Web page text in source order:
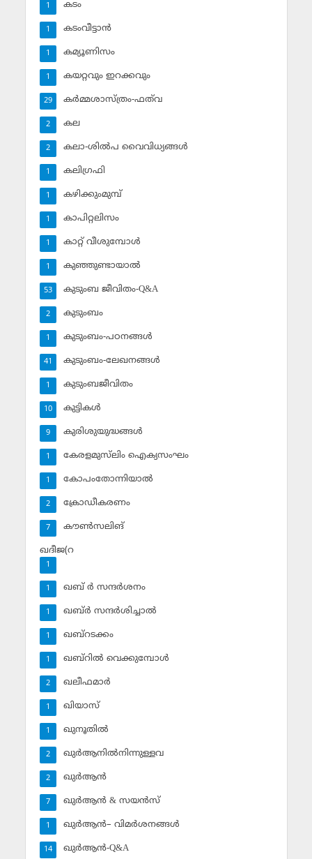
കടം
1
കടംവീട്ടാന്‍
1
കമ്യൂണിസം
1
കയറ്റവും ഇറക്കവും
1
കര്‍മ്മശാസ്ത്രം-ഫത്‌വ
29
കല
2
കലാ-ശില്‍പ വൈവിധ്യങ്ങള്‍
2
കലിഗ്രഫി
1
കഴിക്കുംമുമ്പ്
1
കാപിറ്റലിസം
1
കാറ്റ് വീശുമ്പോള്‍
1
കുഞ്ഞുണ്ടായാല്‍
1
കുടുംബ ജീവിതം-Q&A
53
കുടുംബം
2
കുടുംബം-പഠനങ്ങള്‍
1
കുടുംബം-ലേഖനങ്ങള്‍
41
കുടുംബജീവിതം
1
കുട്ടികള്‍
10
കുരിശുയുദ്ധങ്ങള്‍
9
കേരളമുസ്‌ലിം ഐക്യസംഘം
1
കോപംതോന്നിയാല്‍
1
ക്രോഡീകരണം
2
കൗണ്‍സലിങ്‌
7
ഖദീജ(റ
1
ഖബ് ര്‍ സന്ദര്‍ശനം
1
ഖബ്ര്‍ സന്ദര്‍ശിച്ചാല്‍
1
ഖബ്‌റടക്കം
1
ഖബ്‌റില്‍ വെക്കുമ്പോള്‍
1
ഖലീഫമാര്‍
2
ഖിയാസ്
1
ഖുനൂതില്‍
1
ഖുര്‍ആനില്‍നിന്നുള്ളവ
2
ഖുര്‍ആന്‍
2
ഖുര്‍ആന്‍ & സയന്‍സ്‌
7
ഖുര്‍ആന്‍– വിമര്‍ശനങ്ങള്‍
1
ഖുര്‍ആന്‍-Q&A
14